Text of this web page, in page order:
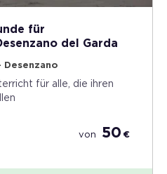
für
del Garda
Desenzano
für alle, die ihren
von 50 €